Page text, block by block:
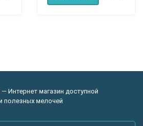
Интернет магазин доступной
полезных мелочей